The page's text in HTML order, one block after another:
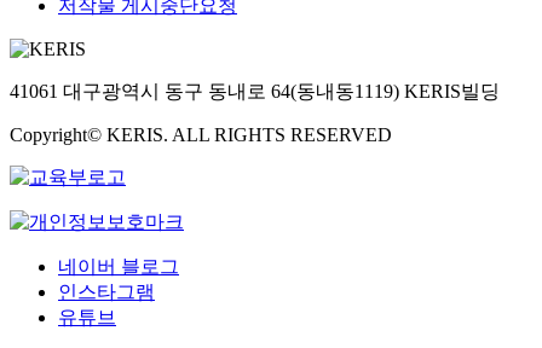
저작물 게시중단요청
41061 대구광역시 동구 동내로 64(동내동1119) KERIS빌딩
Copyright© KERIS. ALL RIGHTS RESERVED
네이버 블로그
인스타그램
유튜브